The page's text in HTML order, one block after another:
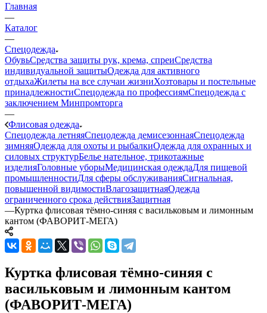
Главная
—
Каталог
—
Спецодежда
ОбувьСредства защиты рук, крема, спреиСредства
индивидуальной защитыОдежда для активного
отдыхаЖилеты на все случаи жизниХозтовары и постельные
принадлежностиСпецодежда по профессиямСпецодежда с
заключением Минпромторга
—
Флисовая одежда
Спецодежда летняяСпецодежда демисезоннаяСпецодежда
зимняяОдежда для охоты и рыбалкиОдежда для охранных и
силовых структурБелье нательное, трикотажные
изделияГоловные уборыМедицинская одеждаДля пищевой
промышленностиДля сферы обслуживанияСигнальная,
повышенной видимостиВлагозащитнаяОдежда
ограниченного срока действияЗащитная
—Куртка флисовая тёмно-синяя с васильковым и лимонным
кантом (ФАВОРИТ-МЕГА)
Куртка флисовая тёмно-синяя с
васильковым и лимонным кантом
(ФАВОРИТ-МЕГА)